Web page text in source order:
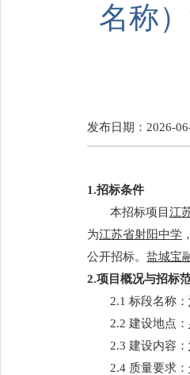
名称
发布日期：2026-
1.招标条件
本招标项目 江
为江苏省射阳中学
公开招标。 盐城宝
2.项目概况与招标
2.1 标段名称：
2.2 建设地点：
2.3 建设内容：
2.4 质量要求：